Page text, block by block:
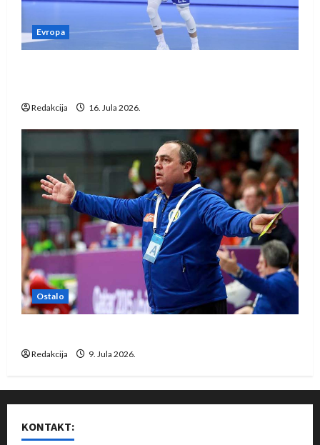
Evropa
Redakcija 16. Jula 2026.
Ostalo
Redakcija 9. Jula 2026.
KONTAKT: